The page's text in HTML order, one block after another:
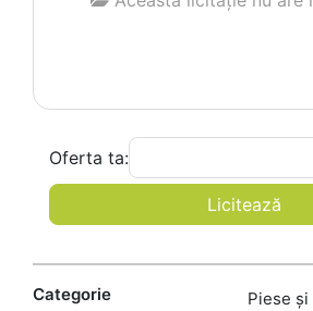
Oferta ta:
Licitează
Categorie Piese